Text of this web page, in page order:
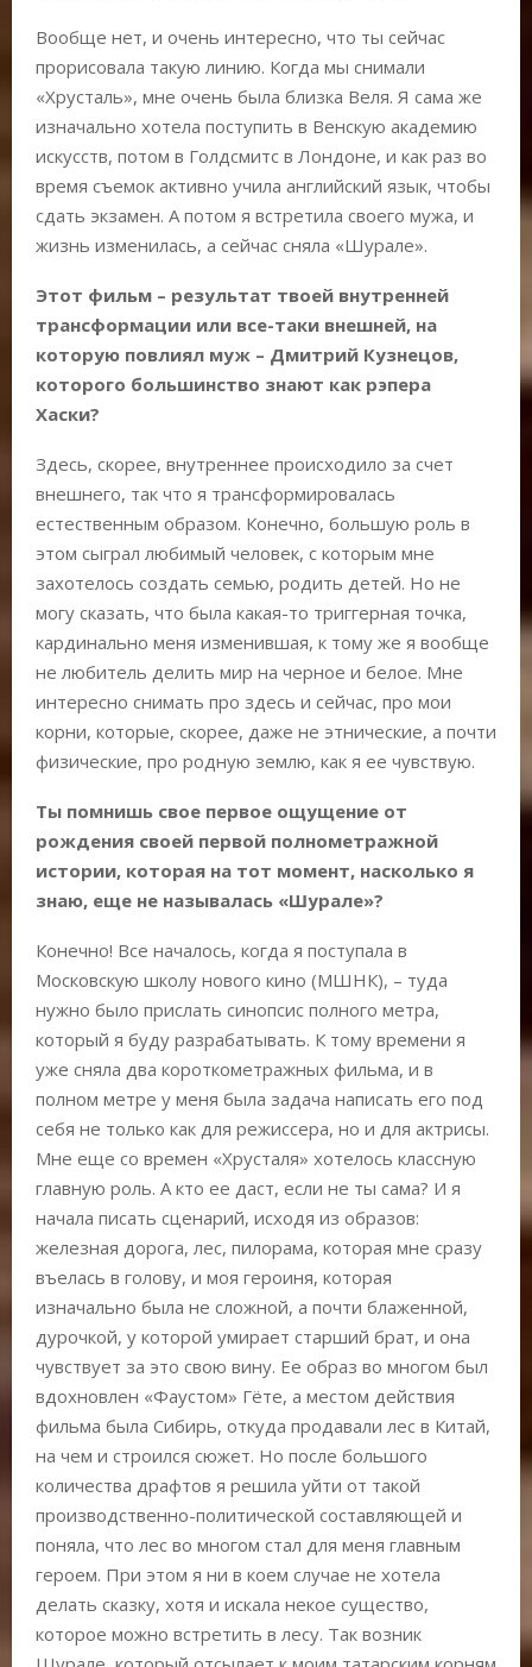
Вообще нет, и очень интересно, что ты сейчас
прорисовала такую линию. Когда мы снимали
«Хрусталь», мне очень была близка Веля. Я сама же
изначально хотела поступить в Венскую академию
искусств, потом в Голдсмитс в Лондоне, и как раз во
время съемок активно учила английский язык, чтобы
сдать экзамен. А потом я встретила своего мужа, и
жизнь изменилась, а сейчас сняла «Шурале».
Этот фильм – результат твоей внутренней
трансформации или все-таки внешней, на
которую повлиял муж – Дмитрий Кузнецов,
которого большинство знают как рэпера
Хаски?
Здесь, скорее, внутреннее происходило за счет
внешнего, так что я трансформировалась
естественным образом. Конечно, большую роль в
этом сыграл любимый человек, с которым мне
захотелось создать семью, родить детей. Но не
могу сказать, что была какая-то триггерная точка,
кардинально меня изменившая, к тому же я вообще
не любитель делить мир на черное и белое. Мне
интересно снимать про здесь и сейчас, про мои
корни, которые, скорее, даже не этнические, а почти
физические, про родную землю, как я ее чувствую.
Ты помнишь свое первое ощущение от
рождения своей первой полнометражной
истории, которая на тот момент, насколько я
знаю, еще не называлась «Шурале»?
Конечно! Все началось, когда я поступала в
Московскую школу нового кино (МШНК), – туда
нужно было прислать синопсис полного метра,
который я буду разрабатывать. К тому времени я
уже сняла два короткометражных фильма, и в
полном метре у меня была задача написать его под
себя не только как для режиссера, но и для актрисы.
Мне еще со времен «Хрусталя» хотелось классную
главную роль. А кто ее даст, если не ты сама? И я
начала писать сценарий, исходя из образов:
железная дорога, лес, пилорама, которая мне сразу
въелась в голову, и моя героиня, которая
изначально была не сложной, а почти блаженной,
дурочкой, у которой умирает старший брат, и она
чувствует за это свою вину. Ее образ во многом был
вдохновлен «Фаустом» Гёте, а местом действия
фильма была Сибирь, откуда продавали лес в Китай,
на чем и строился сюжет. Но после большого
количества драфтов я решила уйти от такой
производственно-политической составляющей и
поняла, что лес во многом стал для меня главным
героем. При этом я ни в коем случае не хотела
делать сказку, хотя и искала некое существо,
которое можно встретить в лесу. Так возник